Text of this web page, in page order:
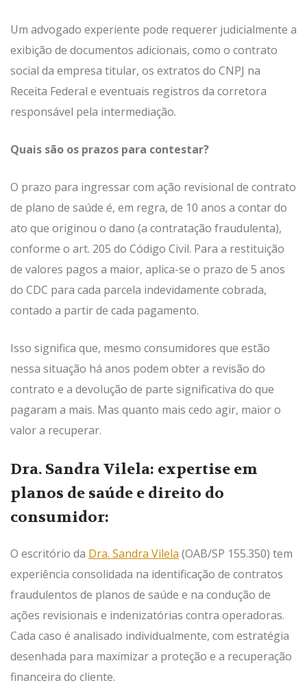
Um advogado experiente pode requerer judicialmente a
exibição de documentos adicionais, como o contrato
social da empresa titular, os extratos do CNPJ na
Receita Federal e eventuais registros da corretora
responsável pela intermediação.
Quais são os prazos para contestar?
O prazo para ingressar com ação revisional de contrato
de plano de saúde é, em regra, de 10 anos a contar do
ato que originou o dano (a contratação fraudulenta),
conforme o art. 205 do Código Civil. Para a restituição
de valores pagos a maior, aplica-se o prazo de 5 anos
do CDC para cada parcela indevidamente cobrada,
contado a partir de cada pagamento.
Isso significa que, mesmo consumidores que estão
nessa situação há anos podem obter a revisão do
contrato e a devolução de parte significativa do que
pagaram a mais. Mas quanto mais cedo agir, maior o
valor a recuperar.
Dra. Sandra Vilela: expertise em
planos de saúde e direito do
consumidor:
O escritório da Dra. Sandra Vilela (OAB/SP 155.350) tem
experiência consolidada na identificação de contratos
fraudulentos de planos de saúde e na condução de
ações revisionais e indenizatórias contra operadoras.
Cada caso é analisado individualmente, com estratégia
desenhada para maximizar a proteção e a recuperação
financeira do cliente.